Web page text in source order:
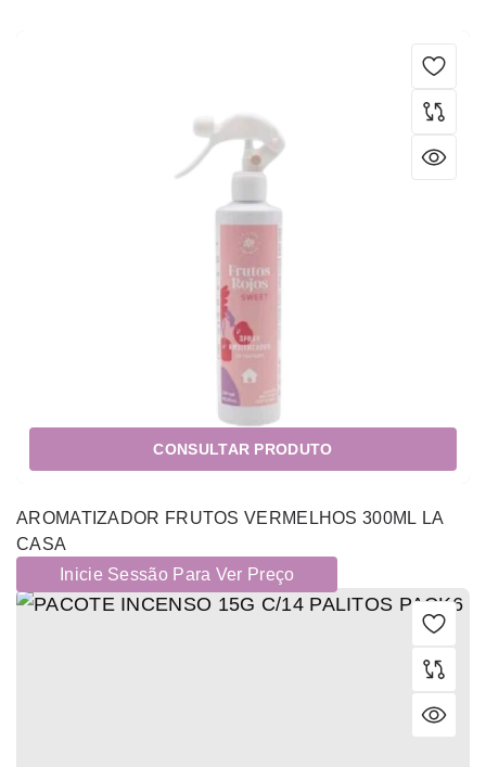
CONSULTAR PRODUTO
AROMATIZADOR FRUTOS VERMELHOS 300ML LA
CASA
Inicie Sessão Para Ver Preço